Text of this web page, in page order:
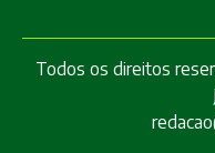
Todos os direitos